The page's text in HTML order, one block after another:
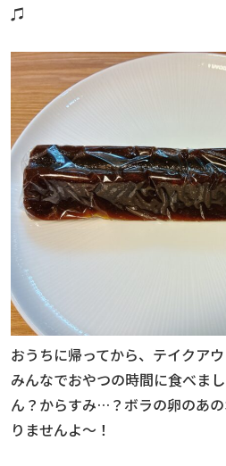
♫
おうちに帰ってから、テイクア
みんなでおやつの時間に食べまし
ん？からすみ…？ボラの卵のあ
りませんよ〜！